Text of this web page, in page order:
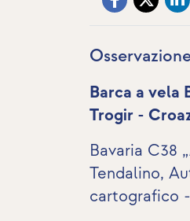
Barca a vela
Trogir -
Bavaria C38
Tendalino,
cartografico